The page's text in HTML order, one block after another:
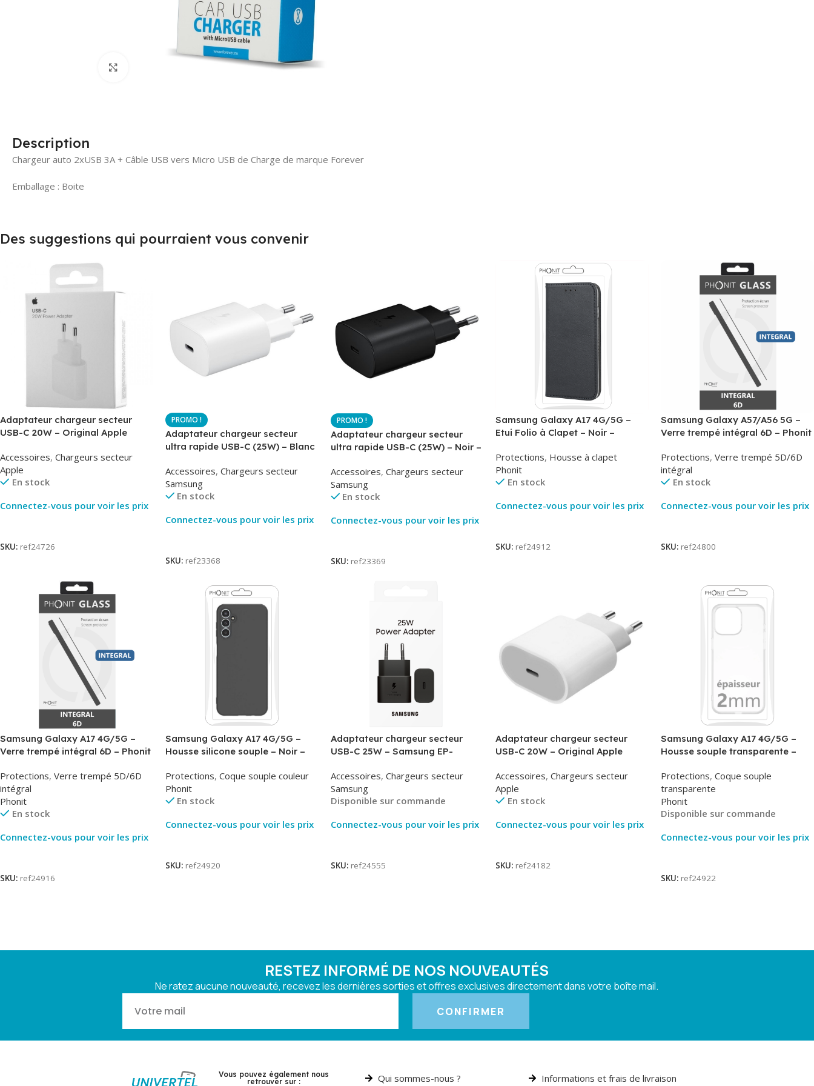
Description
Chargeur auto 2xUSB 3A + Câble USB vers Micro USB de Charge de marque Forever
Emballage : Boite
Des suggestions qui pourraient vous convenir
Adaptateur chargeur secteur
USB-C 20W – Original Apple
Accessoires, Chargeurs secteur
Apple
En stock
Connectez-vous pour voir les prix
SKU: ref24726
Adaptateur chargeur secteur
ultra rapide USB-C (25W) – Blanc
Accessoires, Chargeurs secteur
Samsung
En stock
Connectez-vous pour voir les prix
SKU: ref23368
Adaptateur chargeur secteur
ultra rapide USB-C (25W) – Noir –
Accessoires, Chargeurs secteur
Samsung
En stock
Connectez-vous pour voir les prix
SKU: ref23369
Samsung Galaxy A17 4G/5G –
Etui Folio à Clapet – Noir –
Protections, Housse à clapet
Phonit
En stock
Connectez-vous pour voir les prix
SKU: ref24912
Samsung Galaxy A57/A56 5G –
Verre trempé intégral 6D – Phonit
Protections, Verre trempé 5D/6D
intégral
En stock
Connectez-vous pour voir les prix
SKU: ref24800
Samsung Galaxy A17 4G/5G –
Verre trempé intégral 6D – Phonit
Protections, Verre trempé 5D/6D
intégral
Phonit
En stock
Connectez-vous pour voir les prix
SKU: ref24916
Samsung Galaxy A17 4G/5G –
Housse silicone souple – Noir –
Protections, Coque souple couleur
Phonit
En stock
Connectez-vous pour voir les prix
SKU: ref24920
Adaptateur chargeur secteur
USB-C 25W – Samsung EP-
Original
Accessoires, Chargeurs secteur
Samsung
Disponible sur commande
Connectez-vous pour voir les prix
SKU: ref24555
Adaptateur chargeur secteur
USB-C 20W – Original Apple
Accessoires, Chargeurs secteur
Apple
En stock
Connectez-vous pour voir les prix
SKU: ref24182
Samsung Galaxy A17 4G/5G –
Housse souple transparente –
Protections, Coque souple
transparente
Phonit
Disponible sur commande
Connectez-vous pour voir les prix
SKU: ref24922
RESTEZ INFORMÉ DE NOS NOUVEAUTÉS
Ne ratez aucune nouveauté, recevez les dernières sorties et offres exclusives directement dans votre boîte mail.
CONFIRMER
Vous pouvez également nous
retrouver sur :
Qui sommes-nous ? Informations et frais de livraison